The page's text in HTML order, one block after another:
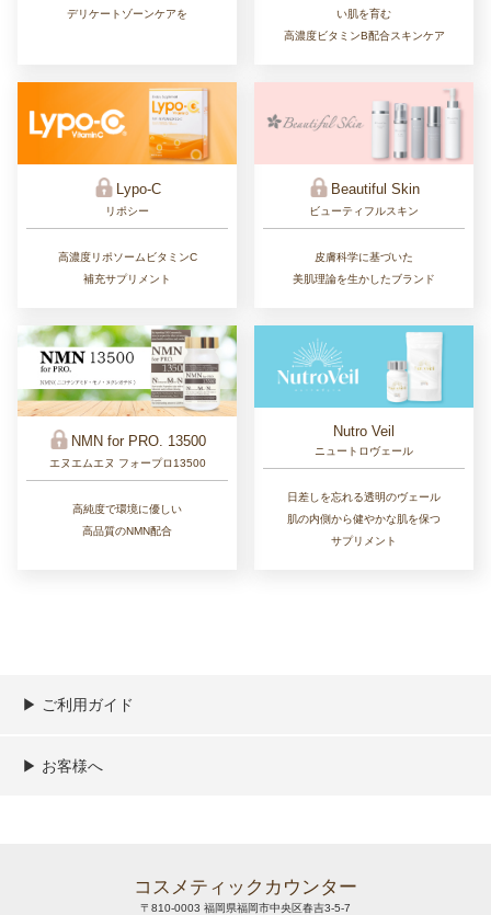
デリケートゾーンケアを
い肌を育む
高濃度ビタミンB配合スキンケア
Lypo-C
リポシー
高濃度リポソームビタミンC
補充サプリメント
Beautiful Skin
ビューティフルスキン
皮膚科学に基づいた
美肌理論を生かしたブランド
NMN for PRO. 13500
エヌエムエヌ フォープロ13500
高純度で環境に優しい
高品質のNMN配合
Nutro Veil
ニュートロヴェール
日差しを忘れる透明のヴェール
肌の内側から健やかな肌を保つ
サプリメント
▶︎ ご利用ガイド
ご利用ガイド
決済／配送／送料について
取り扱い商品一覧
顧客情報の取扱について
特定商取引法の表記
▶︎ お客様へ
コスメティックカウンター
〒810-0003 福岡県福岡市中央区春吉3-5-7